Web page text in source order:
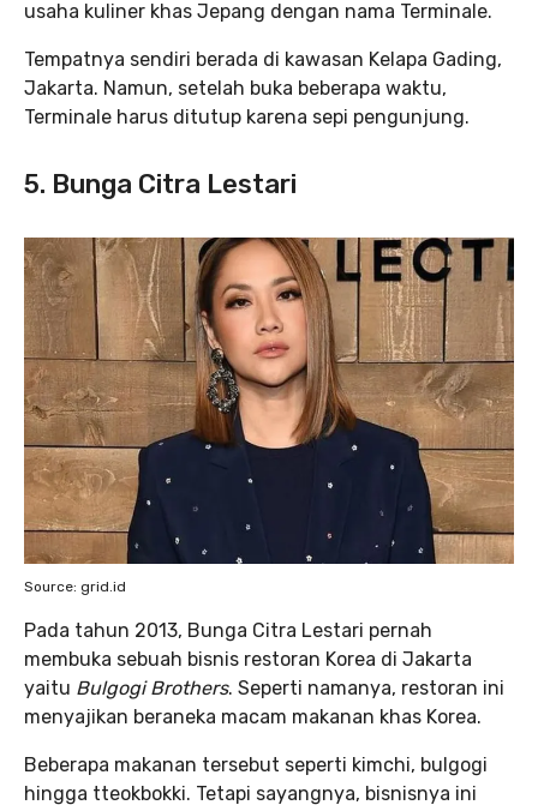
usaha kuliner khas Jepang dengan nama Terminale.
Tempatnya sendiri berada di kawasan Kelapa Gading,
Jakarta. Namun, setelah buka beberapa waktu,
Terminale harus ditutup karena sepi pengunjung.
5. Bunga Citra Lestari
Source: grid.id
Pada tahun 2013, Bunga Citra Lestari pernah
membuka sebuah bisnis restoran Korea di Jakarta
yaitu Bulgogi Brothers. Seperti namanya, restoran ini
menyajikan beraneka macam makanan khas Korea.
Beberapa makanan tersebut seperti kimchi, bulgogi
hingga tteokbokki. Tetapi sayangnya, bisnisnya ini